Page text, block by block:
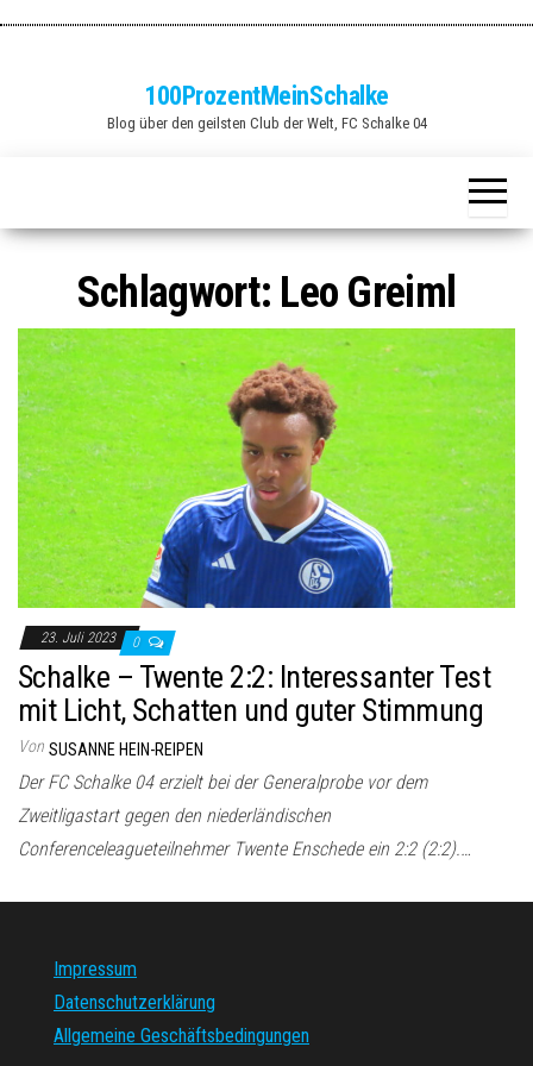
100ProzentMeinSchalke
Blog über den geilsten Club der Welt, FC Schalke 04
Schlagwort: Leo Greiml
23. Juli 2023 0
Schalke – Twente 2:2: Interessanter Test
mit Licht, Schatten und guter Stimmung
Von SUSANNE HEIN-REIPEN
Der FC Schalke 04 erzielt bei der Generalprobe vor dem
Zweitligastart gegen den niederländischen
Conferenceleagueteilnehmer Twente Enschede ein 2:2 (2:2).…
Impressum
Datenschutzerklärung
Allgemeine Geschäftsbedingungen